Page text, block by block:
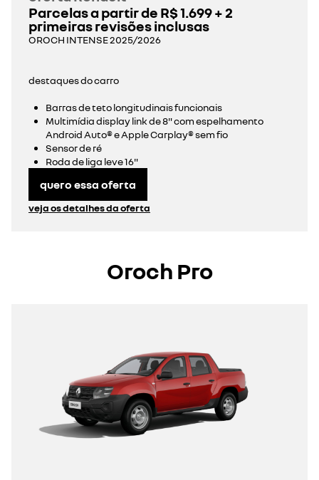
Parcelas a partir de R$ 1.699 + 2
primeiras revisões inclusas
OROCH INTENSE 2025/2026
destaques do carro
Barras de teto longitudinais funcionais
Multimídia display link de 8" com espelhamento
Android Auto® e Apple Carplay® sem fio
Sensor de ré
Roda de liga leve 16"
quero essa oferta
veja os detalhes da oferta
Oroch Pro